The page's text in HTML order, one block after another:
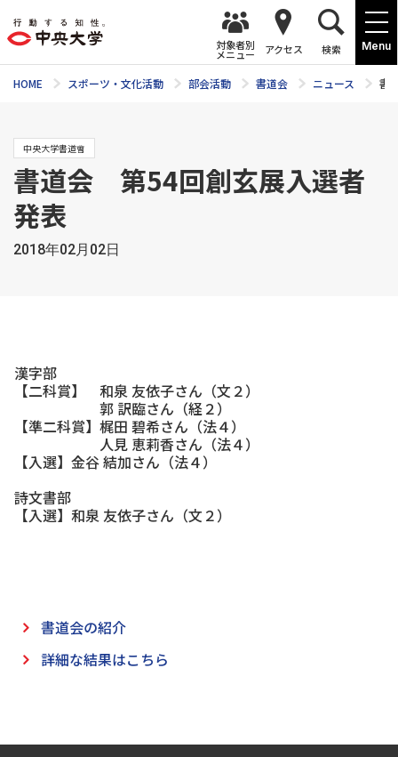
Menu
対象者別
メニュー アクセス 検索
HOME スポーツ・文化活動 部会活動 書道会 ニュース 書
中央大学書道會
書道会 第54回創玄展入選者
発表
2018年02月02日
漢字部
【二科賞】 和泉 友依子さん（文２）
郭 訳臨さん（経２）
【準二科賞】梶田 碧希さん（法４）
人見 恵莉香さん（法４）
【入選】金谷 結加さん（法４）
詩文書部
【入選】和泉 友依子さん（文２）
書道会の紹介
詳細な結果はこちら